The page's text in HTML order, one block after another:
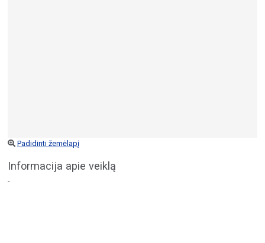
Padidinti žemėlapį
Informacija apie veiklą
-